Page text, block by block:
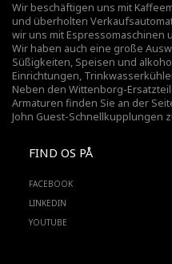
Wir beschäftigen uns mit
und überholten
wir uns mit Espressomaschinen
Wir haben auch eine große
Süßigkeiten, Speisen und
Einrichtungen,
Neben den Wittenborg-
Armaturen finden Sie an der
John Guest-Schnellkupplungen
FIND OS PÅ
FACEBOOK
LINKEDIN
YOUTUBE